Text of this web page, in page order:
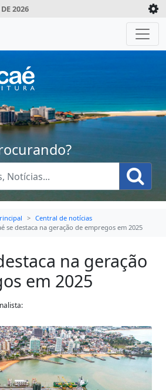
2026
Central de notícias
se destaca na geração de empregos em 2025
na geração
em 2025